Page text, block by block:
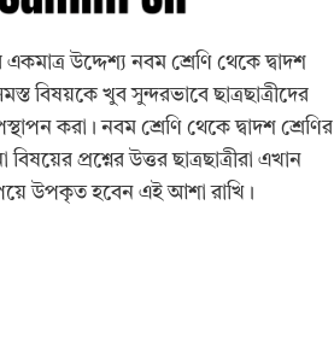
উদ্দেশ্য নবম শ্রেণি থেকে দ্বাদশ
বিষয়কে খুব সুন্দরভাবে ছাত্রছাত্রীদের
করা। নবম শ্রেণি থেকে দ্বাদশ শ্রেণির
প্রশ্নের উত্তর ছাত্রছাত্রীরা এখান
উপকৃত হবেন এই আশা রাখি।